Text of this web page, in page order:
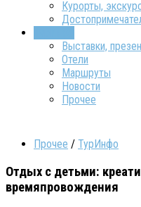
Курорты,
Выставки,
Отели
Маршруты
Новости
Прочее
Прочее / ТурИнфо
Отдых с детьми:
времяпровождения